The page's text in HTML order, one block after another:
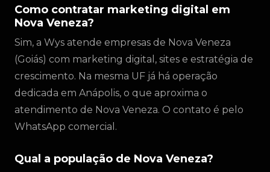
Como contratar marketing digital em
Nova Veneza?
Sim, a Wys atende empresas de Nova Veneza
(Goiás) com marketing digital, sites e estratégia de
crescimento. Na mesma UF já há operação
dedicada em Anápolis, o que aproxima o
atendimento de Nova Veneza. O contato é pelo
WhatsApp comercial.
Qual a população de Nova Veneza?